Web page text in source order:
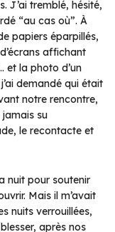
J’ai tremblé, hésité,
“au cas où”. À
papiers éparpillés,
affichant
et la photo d’un
demandé qui était
notre rencontre,
jamais su
le recontacte et
nuit pour soutenir
Mais il m’avait
nuits verrouillées,
après nos